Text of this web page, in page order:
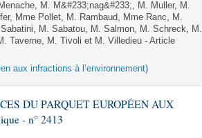
M. M&#233;nag&#233;, M. Muller, M.
Mme Pollet, M. Rambaud, Mme Ranc, M.
M. Sabatou, M. Salmon, M. Schreck, M.
Taverne, M. Tivoli et M. Villedieu - Article
aux infractions à l’environnement)
DU PARQUET EUROPÉEN AUX
- n° 2413